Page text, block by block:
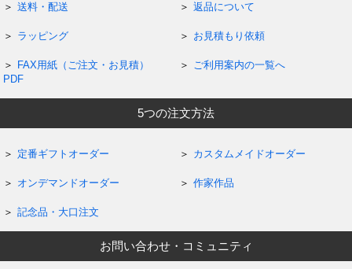
送料・配送 返品について
ラッピング お見積もり依頼
FAX用紙（ご注文・お見積）
PDF
ご利用案内の一覧へ
5つの注文方法
定番ギフトオーダー カスタムメイドオーダー
オンデマンドオーダー 作家作品
記念品・大口注文
お問い合わせ・コミュニティ